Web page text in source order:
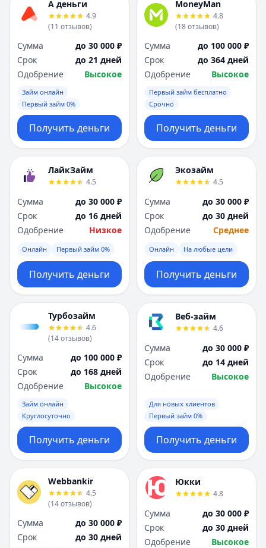
А деньги
4.9
(11 отзывов)
Сумма
до 30 000 ₽
Срок
до 21 дней
Одобрение
Высокое
Займ онлайн
Первый займ 0%
Получить деньги
MoneyMan
4.8
(18отзывов)
Сумма
до 100 000 ₽
Срок
до 364 дней
Одобрение
Высокое
Первый займ бесплатно
Срочно
Получить деньги
ЛайкЗайм
4.5
Сумма
до 30 000 ₽
Срок
до 16 дней
Одобрение
Низкое
Онлайн Первый займ 0%
Получить деньги
Экозайм
4.5
Сумма
до 30 000 ₽
Срок
до 30 дней
Одобрение
Среднее
Онлайн На любые цели
Получить деньги
Турбозайм
4.6
(14отзывов)
Сумма
до 100 000 ₽
Срок
до 168 дней
Одобрение
Высокое
Займ онлайн
Круглосуточно
Получить деньги
Веб-займ
4.6
Сумма
до 30 000 ₽
Срок
до 14 дней
Одобрение
Высокое
Для новых клиентов
Первый займ 0%
Получить деньги
Webbankir
4.5
(14отзывов)
Сумма
до 30 000 ₽
Срок
до 30 дней
Юкки
4.8
Сумма
до 30 000 ₽
Срок
до 30 дней
Одобрение
Высокое